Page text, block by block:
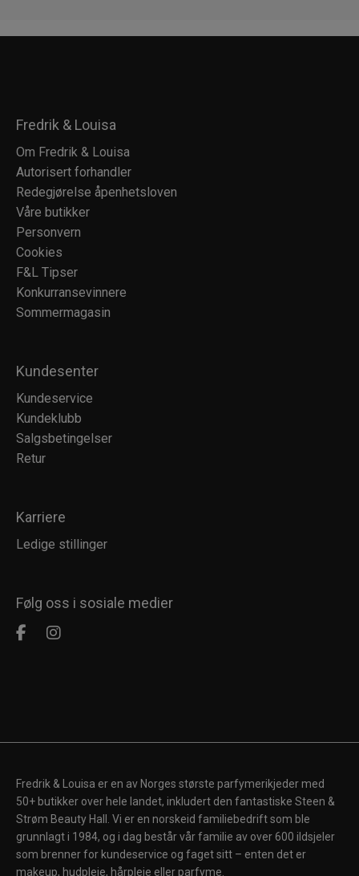
Fredrik & Louisa
Om Fredrik & Louisa
Autorisert forhandler
Redegjørelse åpenhetsloven
Våre butikker
Personvern
Cookies
F&L Tipser
Konkurransevinnere
Sommermagasin
Kundesenter
Kundeservice
Kundeklubb
Salgsbetingelser
Retur
Karriere
Ledige stillinger
Følg oss i sosiale medier
Fredrik & Louisa er en av Norges største parfymerikjeder med
50+ butikker over hele landet, inkludert den fantastiske Steen &
Strøm Beauty Hall. Vi er en norskeid familiebedrift som ble
grunnlagt i 1984, og i dag består vår familie av over 600 ildsjeler
som brenner for kundeservice og faget sitt – enten det er
makeup, hudpleie, hårpleie eller parfyme.